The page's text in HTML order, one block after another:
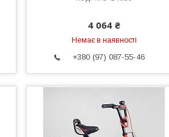
4 064 ₴
Немає в наявності
+380 (97) 087-55-46